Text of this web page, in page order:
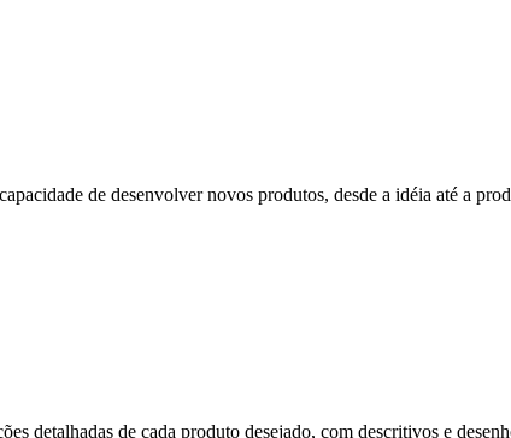
de desenvolver novos produtos, desde a idéia até a
detalhadas de cada produto desejado, com descritivos e